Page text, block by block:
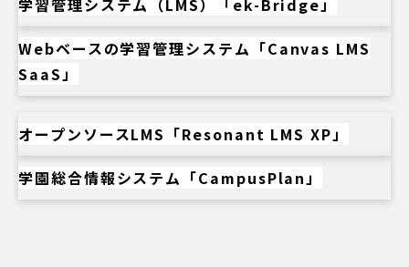
Webベースの学習管理システム「Canvas LMS
SaaS」
オープンソースLMS「Resonant LMS XP」
学園総合情報システム「CampusPlan」